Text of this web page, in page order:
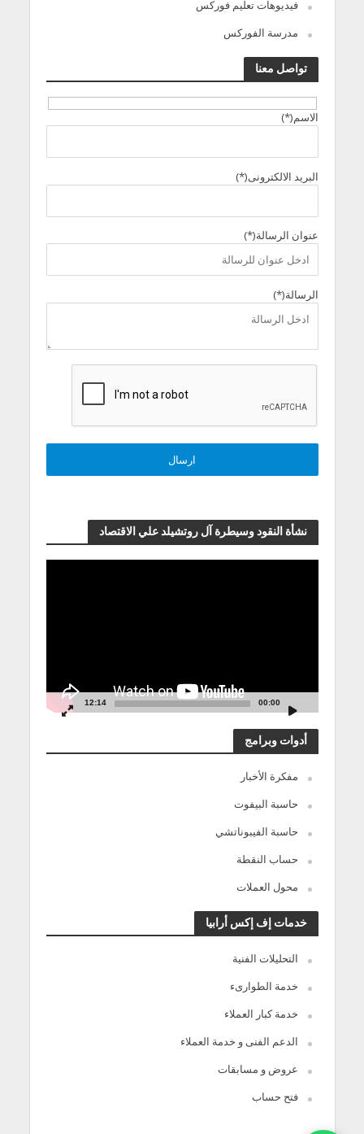
فيديوهات تعليم فوركس
مدرسة الفوركس
تواصل معنا
الاسم(*)
البريد الالكترونى(*)
عنوان الرسالة(*)
الرسالة(*)
نشأة النقود وسيطرة آل روتشيلد علي الاقتصاد
00:00
12:14
أدوات وبرامج
مفكرة الأخبار
حاسبة البيفوت
حاسبة الفيبوناتشي
حساب النقطة
محول العملات
خدمات إف إكس أرابيا
التحليلات الفنية
خدمة الطوارىء
خدمة كبار العملاء
الدعم الفنى و خدمة العملاء
عروض و مسابقات
فتح حساب